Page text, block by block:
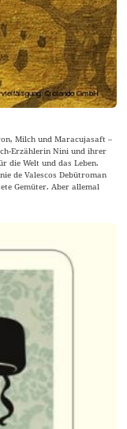
Milch und Maracujasaft –
Erzählerin Nini und ihrer
die Welt und das Leben.
de Valescos Debütroman
Gemüter. Aber allemal